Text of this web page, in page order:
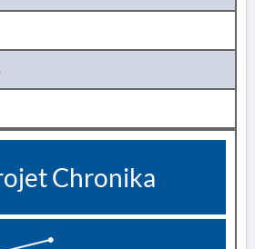
Chronika